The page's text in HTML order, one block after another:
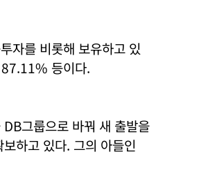
자를 비롯해 보유하고 있
등이다.
그룹으로 바꿔 새 출발을
하고 있다. 그의 아들인